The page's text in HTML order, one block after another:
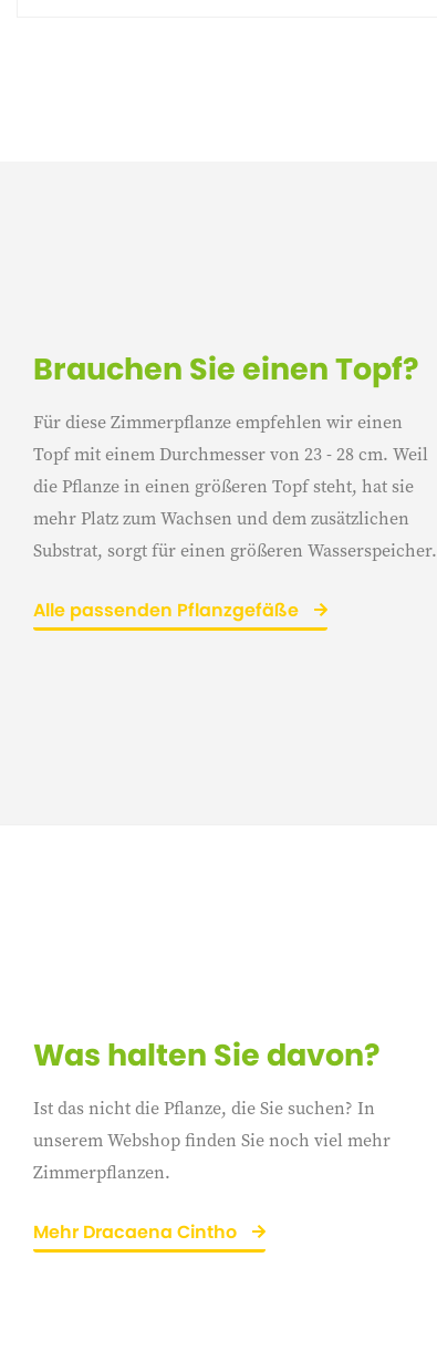
Brauchen Sie einen Topf?
Für diese Zimmerpflanze empfehlen wir einen
Topf mit einem Durchmesser von 23 - 28 cm. Weil
die Pflanze in einen größeren Topf steht, hat sie
mehr Platz zum Wachsen und dem zusätzlichen
Substrat, sorgt für einen größeren Wasserspeicher.
Alle passenden Pflanzgefäße
Was halten Sie davon?
Ist das nicht die Pflanze, die Sie suchen? In
unserem Webshop finden Sie noch viel mehr
Zimmerpflanzen.
Mehr Dracaena Cintho